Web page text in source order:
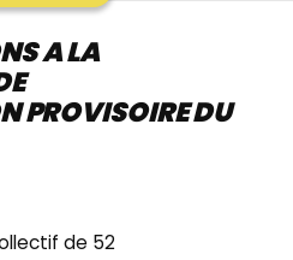
A LA
PROVISOIRE DU
de 52